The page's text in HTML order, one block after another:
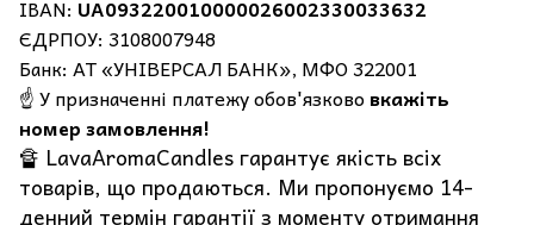
IBAN: UA093220010000026002330033632
ЄДРПОУ: 3108007948
Банк: АТ «УНІВЕРСАЛ БАНК», МФО 322001
☝️ У призначенні платежу обов'язково вкажіть
номер замовлення!
🔏 LavaAromaCandles гарантує якість всіх
товарів, що продаються. Ми пропонуємо 14-
денний термін гарантії з моменту отримання